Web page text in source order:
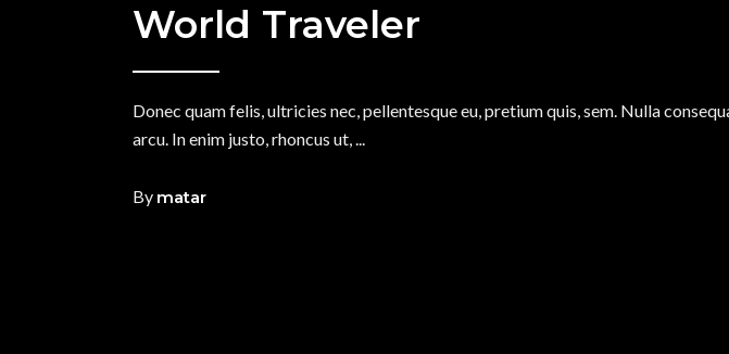
World Traveler
Donec quam felis, ultricies nec, pellentesque eu, pretium quis, sem. Nulla
arcu. In enim justo, rhoncus ut,
By matar